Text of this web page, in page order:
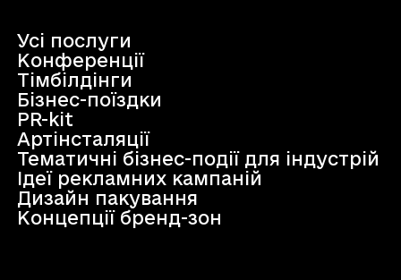
Усі послуги
Конференції
Тімбілдінги
Бізнес-поїздки
PR-kit
Артінсталяції
Тематичні бізнес-події для індустрій
Ідеї рекламних кампаній
Дизайн пакування
Концепції бренд-зон